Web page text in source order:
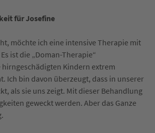
für Josefine
möchte ich eine intensive Therapie mit
ist die „Doman-Therapie“
hirngeschädigten Kindern extrem
Ich bin davon überzeugt, dass in unserer
als sie uns zeigt. Mit dieser Behandlung
geweckt werden. Aber das Ganze